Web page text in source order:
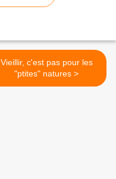
Vieillir, c'est pas pour les
"ptites" natures >